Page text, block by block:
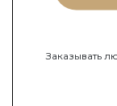
Заказывать